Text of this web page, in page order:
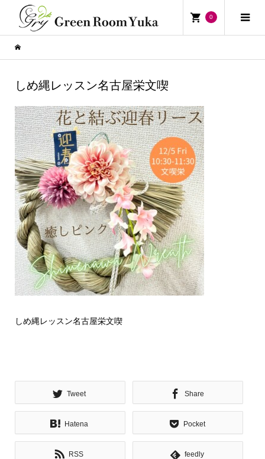
0
しめ縄レッスン名古屋栄文喫
しめ縄レッスン名古屋栄文喫
Tweet Share
Hatena Pocket
RSS feedly